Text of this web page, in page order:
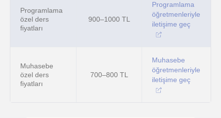
Programlama
özel ders
fiyatları
900–1000 TL
Programlama
öğretmenleriyle
iletişime geç
Muhasebe
özel ders
fiyatları
700–800 TL
Muhasebe
öğretmenleriyle
iletişime geç